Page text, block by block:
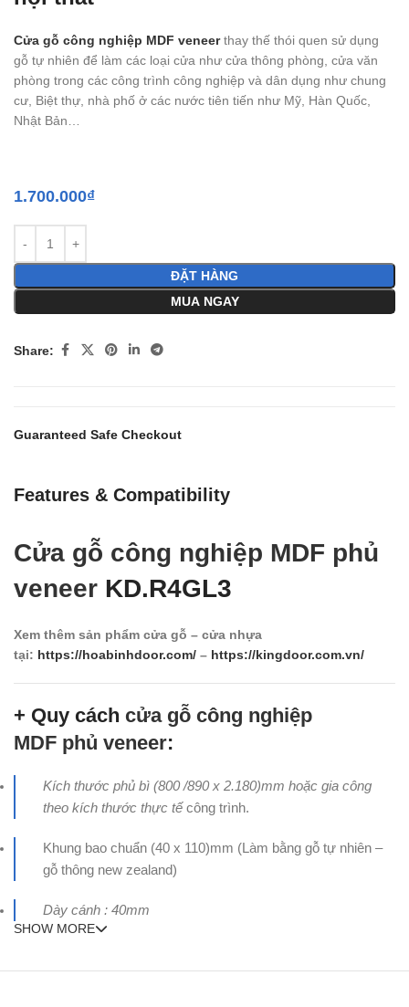
Cửa gỗ công nghiệp MDF veneerthay thế thói quen sử dụng
gỗ tự nhiên để làm các loại cửa như cửa thông phòng, cửa văn
phòng trong các công trình công nghiệp và dân dụng như chung
cư, Biệt thự, nhà phố ở các nước tiên tiến như Mỹ, Hàn Quốc,
Nhật Bản…
1.700.000₫
ĐẶT HÀNG
MUA NGAY
Share:
Guaranteed Safe Checkout
Features & Compatibility
Cửa gỗ công nghiệp MDF phủ
veneer KD.R4GL3
Xem thêm sản phẩm cửa gỗ – cửa nhựa
tại: https://hoabinhdoor.com/ – https://kingdoor.com.vn/
+ Quy cách cửa gỗ công nghiệp
MDF phủ veneer:
Kích thước phủ bì (800 /890 x 2.180)mm hoặc gia công
theo kích thước thực tếcông trình.
Khung bao chuẩn (40 x 110)mm (Làm bằng gỗ tự nhiên –
gỗ thông new zealand)
Dày cánh : 40mm
SHOW MORE